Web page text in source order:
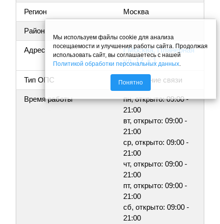
Регион Москва
Район
Адрес
г Москва, Планерная
ул, 12, к.1
Тип ОПС Отделение связи
Время работы
пн, открыто: 09:00 -
21:00
вт, открыто: 09:00 -
21:00
ср, открыто: 09:00 -
21:00
чт, открыто: 09:00 -
21:00
пт, открыто: 09:00 -
21:00
сб, открыто: 09:00 -
21:00
Мы используем файлы cookie для анализа
посещаемости и улучшения работы сайта. Продолжая
использовать сайт, вы соглашаетесь с нашей
Политикой обработки персональных данных.
Понятно